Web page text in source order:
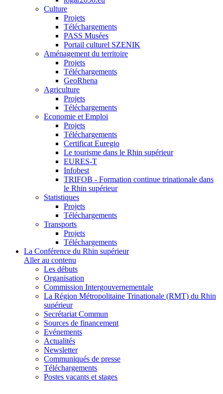
Culture
Projets
Téléchargements
PASS Musées
Portail culturel SZENIK
Aménagement du territoire
Projets
Téléchargements
GeoRhena
Agriculture
Projets
Téléchargements
Economie et Emploi
Projets
Téléchargements
Certificat Euregio
Le tourisme dans le Rhin supérieur
EURES-T
Infobest
TRIFOB - Formation continue trinationale dans
le Rhin supérieur
Statistiques
Projets
Téléchargements
Transports
Projets
Téléchargements
La Conférence du Rhin supérieur
Aller au contenu
Les débuts
Organisation
Commission Intergouvernementale
La Région Métropolitaine Trinationale (RMT) du Rhin
supérieur
Secrétariat Commun
Sources de financement
Evénements
Actualités
Newsletter
Communiqués de presse
Téléchargements
Postes vacants et stages